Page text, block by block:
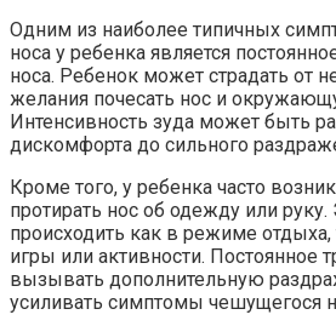
Одним из наиболее типичных
носа у ребенка является
носа. Ребенок может страдать от
желания почесать нос и
Интенсивность зуда может быть
дискомфорта до сильного
Кроме того, у ребенка часто
протирать нос об одежду или
происходить как в режиме отдыха,
игры или активности. Постоянное
вызывать дополнительную
усиливать симптомы чешущегося